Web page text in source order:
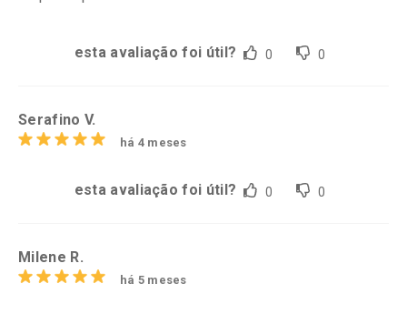
esta avaliação foi útil? 0 0
Serafino V.
há 4 meses
esta avaliação foi útil? 0 0
Milene R.
há 5 meses